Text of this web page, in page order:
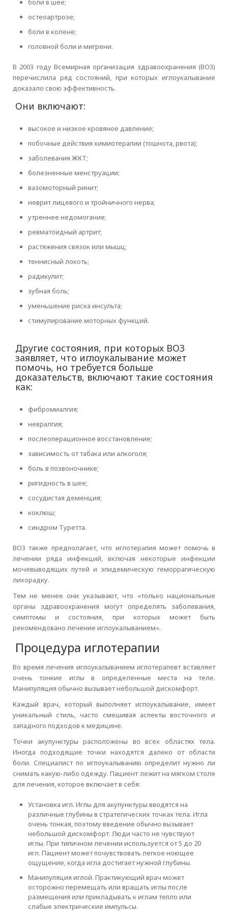
остеоартрозе;
боли в колене;
головной боли и мигрени.
В 2003 году Всемирная организация здравоохранения (ВОЗ)
перечислила ряд состояний, при которых иглоукалывание
доказало свою эффективность.
Они включают:
высокое и низкое кровяное давление;
побочные действия химиотерапии (тошнота, рвота);
заболевания ЖКТ;
болезненные менструации;
вазомоторный ринит;
неврит лицевого и тройничного нерва;
утреннее недомогание;
ревматоидный артрит;
растяжения связок или мышц;
теннисный локоть;
радикулит;
зубная боль;
уменьшение риска инсульта;
стимулирование моторных функций.
Другие состояния, при которых ВОЗ
заявляет, что иглоукалывание может
помочь, но требуется больше
доказательств, включают такие состояния
как:
фибромиалгия;
невралгия;
послеоперационное восстановление;
зависимость от табака или алкоголя;
боль в позвоночнике;
ригидность в шее;
сосудистая деменция;
коклюш;
синдром Туретта.
ВОЗ также предполагает, что иглотерапия может помочь в
лечении ряда инфекций, включая некоторые инфекции
мочевыводящих путей и эпидемическую геморрагическую
лихорадку.
Тем не менее они указывают, что «только национальные
органы здравоохранения могут определять заболевания,
симптомы и состояния, при которых может быть
рекомендовано лечение иглоукалыванием».
Процедура иглотерапии
Во время лечения иглоукалыванием иглотерапевт вставляет
очень тонкие иглы в определенные места на теле.
Манипуляция обычно вызывает небольшой дискомфорт.
Каждый врач, который выполняет иглоукалывание, имеет
уникальный стиль, часто смешивая аспекты восточного и
западного подходов к медицине.
Точки акупунктуры расположены во всех областях тела.
Иногда подходящие точки находятся далеко от области
боли. Специалист по иглоукалыванию определит нужно ли
снимать какую-либо одежду. Пациент лежит на мягком столе
для лечения, которое включает в себя:
Установка игл. Иглы для акупунктуры вводятся на
различные глубины в стратегических точках тела. Игла
очень тонкая, поэтому введение обычно вызывает
небольшой дискомфорт. Люди часто не чувствуют
иглы. При типичном лечении используется от 5 до 20
игл. Пациент может почувствовать легкое ноющее
ощущение, когда игла достигает нужной глубины.
Манипуляция иглой. Практикующий врач может
осторожно перемещать или вращать иглы после
размещения или прикладывать к иглам тепло или
слабые электрические импульсы.